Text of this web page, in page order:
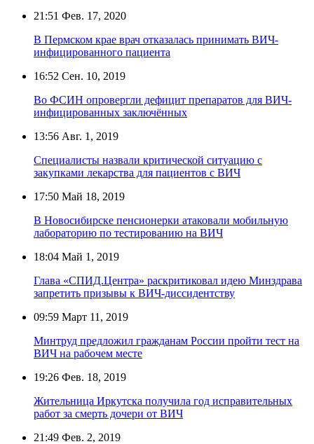
21:51 Фев. 17, 2020
В Пермском крае врач отказалась принимать ВИЧ-
инфицированного пациента
16:52 Сен. 10, 2019
Во ФСИН опровергли дефицит препаратов для ВИЧ-
инфицированных заключённых
13:56 Авг. 1, 2019
Специалисты назвали критической ситуацию с
закупками лекарства для пациентов с ВИЧ
17:50 Май 18, 2019
В Новосибирске пенсионерки атаковали мобильную
лабораторию по тестированию на ВИЧ
18:04 Май 1, 2019
Глава «СПИД.Центра» раскритиковал идею Минздрава
запретить призывы к ВИЧ-диссидентству
09:59 Март 11, 2019
Минтруд предложил гражданам России пройти тест на
ВИЧ на рабочем месте
19:26 Фев. 18, 2019
Жительница Иркутска получила год исправительных
работ за смерть дочери от ВИЧ
21:49 Фев. 2, 2019